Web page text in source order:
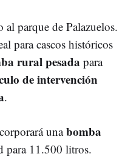
al parque de Palazuelos.
para cascos históricos
rural pesada para
de intervención
.
unabomba
para 11.500 litros.